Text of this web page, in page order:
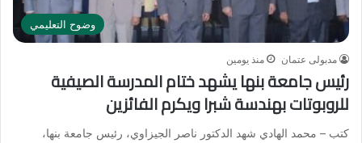
وضوح التعليمي
مدبولى عتمان منذ يومين
رئيس جامعة بنها يشهد ختام المدرسة الصيفية
للروبوتات بهندسة شبرا ويكرم الفائزين
كتب – محمد الهادي شهد الدكتور ناصر الجيزاوي، رئيس جامعة بنها،